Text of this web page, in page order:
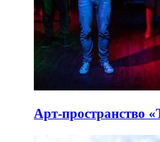
Арт-пространство